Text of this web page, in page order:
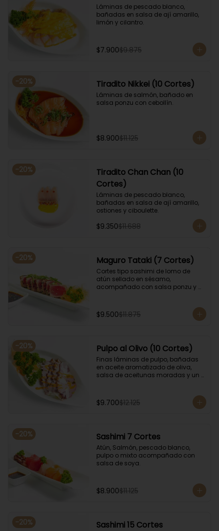
Láminas de pescado blanco,
bañadas en salsa de ají amarillo,
limón y cilantro.
$7.900$9.875
-20% Tiradito Nikkei (10 Cortes)
Láminas de salmón, bañado en
salsa ponzu con cebollín.
$8.900$11.125
-20%
Tiradito Chan Chan (10
Cortes)
Láminas de pescado blanco,
bañadas en salsa de ají amarillo,
ostiones y ciboulette.
$9.350$11.688
-20% Maguro Tataki (7 Cortes)
Cortes tipo sashimi de lomo de
atún sellado en sésamo,
acompañado con salsa ponzu y
$9.500$11.875
-20% Pulpo al Olivo (10 Cortes)
Finas láminas de pulpo, bañadas
en aceite aromatizado de oliva,
salsa de aceitunas moradas y un
$9.700$12.125
-20% Sashimi 7 Cortes
Atún, Salmón, pescado blanco,
pulpo o mixto acompañado con
salsa de soya.
$8.900$11.125
-20% Sashimi 15 Cortes